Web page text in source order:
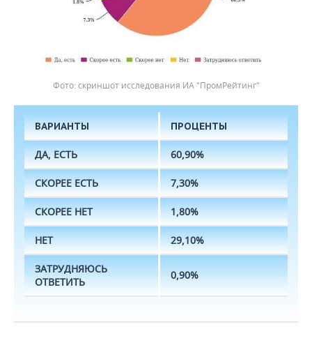
скриншот исследования ИА "ПромРейтинг"
ВАРИАНТЫ ПРОЦЕНТЫ
ДА, ЕСТЬ 60,90%
СКОРЕЕ ЕСТЬ 7,30%
СКОРЕЕ НЕТ 1,80%
НЕТ 29,10%
ЗАТРУДНЯЮСЬ
ОТВЕТИТЬ
0,90%